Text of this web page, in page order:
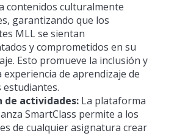
contenidos culturalmente
garantizando que los
MLL se sientan
y comprometidos en su
Esto promueve la inclusión y
experiencia de aprendizaje de
de actividades: La plataforma
SmartClass permite a los
de cualquier asignatura crear